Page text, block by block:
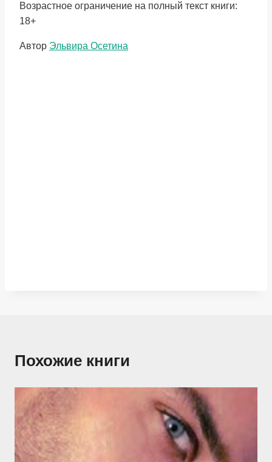
Возрастное ограничение на полный текст книги:
18+
Метки
Автор Эльвира Осетина
Похожие книги